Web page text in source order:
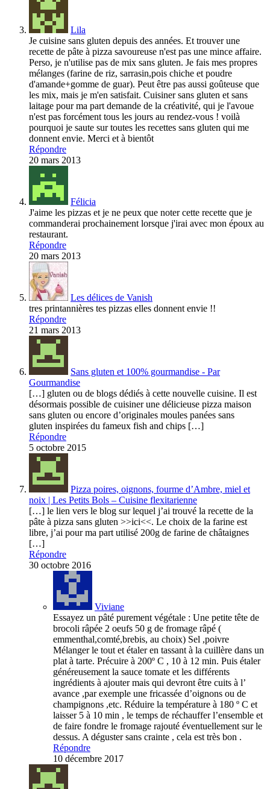
Lila
Je cuisine sans gluten depuis des années. Et trouver une
recette de pâte à pizza savoureuse n'est pas une mince affaire.
Perso, je n'utilise pas de mix sans gluten. Je fais mes propres
mélanges (farine de riz, sarrasin,pois chiche et poudre
d'amande+gomme de guar). Peut être pas aussi goûteuse que
les mix, mais je m'en satisfait. Cuisiner sans gluten et sans
laitage pour ma part demande de la créativité, qui je l'avoue
n'est pas forcément tous les jours au rendez-vous ! voilà
pourquoi je saute sur toutes les recettes sans gluten qui me
donnent envie. Merci et à bientôt
Répondre
20 mars 2013
Félicia
J'aime les pizzas et je ne peux que noter cette recette que je
commanderai prochainement lorsque j'irai avec mon époux au
restaurant.
Répondre
20 mars 2013
Les délices de Vanish
tres printannières tes pizzas elles donnent envie !!
Répondre
21 mars 2013
Sans gluten et 100% gourmandise - Par
Gourmandise
[…] gluten ou de blogs dédiés à cette nouvelle cuisine. Il est
désormais possible de cuisiner une délicieuse pizza maison
sans gluten ou encore d’originales moules panées sans
gluten inspirées du fameux fish and chips […]
Répondre
5 octobre 2015
Pizza poires, oignons, fourme d’Ambre, miel et
noix | Les Petits Bols – Cuisine flexitarienne
[…] le lien vers le blog sur lequel j’ai trouvé la recette de la
pâte à pizza sans gluten >>ici<<. Le choix de la farine est
libre, j’ai pour ma part utilisé 200g de farine de châtaignes
[…]
Répondre
30 octobre 2016
Viviane
Essayez un pâté purement végétale : Une petite tête de
brocoli râpée 2 oeufs 50 g de fromage râpé (
emmenthal,comté,brebis, au choix) Sel ,poivre
Mélanger le tout et étaler en tassant à la cuillère dans un
plat à tarte. Précuire à 200º C , 10 à 12 min. Puis étaler
généreusement la sauce tomate et les différents
ingrédients à ajouter mais qui devront être cuits à l’
avance ,par exemple une fricassée d’oignons ou de
champignons ,etc. Réduire la température à 180 º C et
laisser 5 à 10 min , le temps de réchauffer l’ensemble et
de faire fondre le fromage rajouté éventuellement sur le
dessus. A déguster sans crainte , cela est très bon .
Répondre
10 décembre 2017